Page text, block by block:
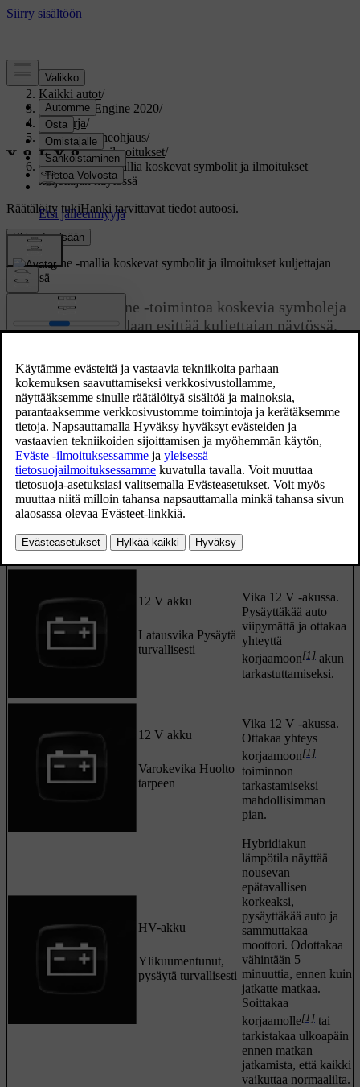
Tuki/
Kaikki autot/
V60 Twin Engine 2020/
Ohjekirja/
Näytöt ja puheohjaus/
Symbolit ja ilmoitukset/
Twin Engine -mallia koskevat symbolit ja ilmoitukset
kuljettajan näytössä
Räätälöity tukiHanki tarvittavat tiedot autoosi.
Kirjaudu sisään
Päivitetty 07.11.2022
Twin Engine -mallia koskevat symbolit ja ilmoitukset kuljettajan
näytössä
Joukko Twin Engine -toimintoa koskevia symboleja
ja ilmoituksia voidaan esittää kuljettajan näytössä.
ja varoitussymbolien kanssa ja ne sammuvat, kun
ongelmat on korjattu.
Symboli Ilmoitus Sisältö
12 V akku
Latausvika, huolla
heti. Aja
Vika
-akussa.
Ottakaa yhteys
korjaamoon[1]akun
pian.
12 V akku
Latausvika Pysäytä
turvallisesti
Vika 12 V -akussa.
Pysäyttäkää auto
viipymättä ja ottakaa
yhteyttä
korjaamoon[1] akun
tarkastuttamiseksi.
12 V akku
Varokevika Huolto
tarpeen
Vika 12 V -akussa.
Ottakaa yhteys
korjaamoon[1]
toiminnon
tarkastamiseksi
mahdollisimman
pian.
HV-akku
Ylikuumentunut,
pysäytä turvallisesti
Hybridiakun
lämpötila näyttää
nousevan
epätavallisen
korkeaksi,
pysäyttäkää auto ja
sammuttakaa
moottori. Odottakaa
vähintään 5
minuuttia, ennen kuin
jatkatte matkaa.
Soittakaa
korjaamolle[1] tai
tarkistakaa ulkoapäin
ennen matkan
jatkamista, että kaikki
vaikuttaa normaalilta.